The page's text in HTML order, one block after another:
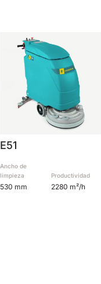
E51
Ancho de
limpieza
530 mm
Productividad
2280 m²/h